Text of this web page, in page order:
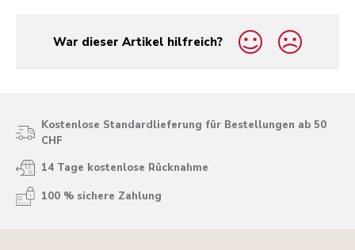
War dieser Artikel hilfreich?
yes
no
Kostenlose Standardlieferung für Bestellungen ab 50
CHF
14 Tage kostenlose Rücknahme
100 % sichere Zahlung